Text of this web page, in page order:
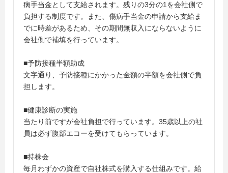
病手当金として支給されます。残りの3分の1を会社側で
負担する制度です。また、傷病手当金の申請から支給ま
でに時差があるため、その期間無収入にならないように
会社側で補填を行っています。
■予防接種半額助成
文字通り、予防接種にかかった金額の半額を会社側で負
担します。
■健康診断の実施
当たり前ですが会社負担で行っています。35歳以上の社
員は必ず腹部エコーを受けてもらっています。
■持株会
毎月わずかの資産で自社株式を購入する仕組みです。給